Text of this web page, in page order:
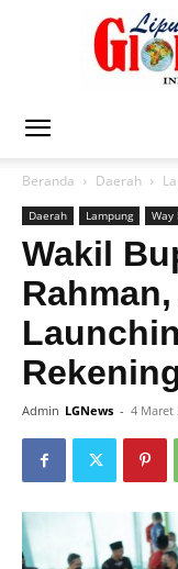
Beranda Daerah
Daerah Lampung Way
Wakil
Admin LGNews - 4 Maret